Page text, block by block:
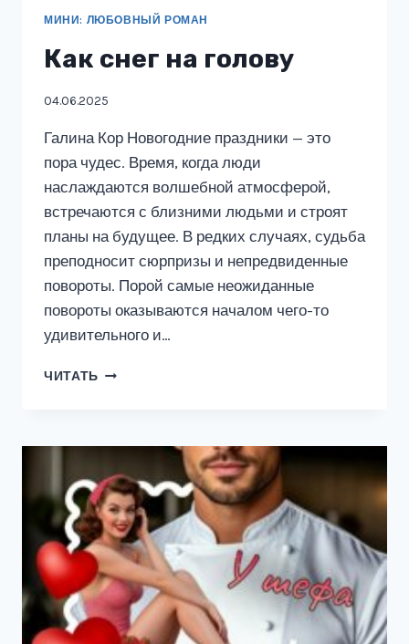
МИНИ: ЛЮБОВНЫЙ РОМАН
Как снег на голову
04.06.2025
Галина Кор Новогодние праздники — это
пора чудес. Время, когда люди
наслаждаются волшебной атмосферой,
встречаются с близними людьми и строят
планы на будущее. В редких случаях, судьба
преподносит сюрпризы и непредвиденные
повороты. Порой самые неожиданные
повороты оказываются началом чего-то
удивительного и…
ЧИТАТЬ КАК